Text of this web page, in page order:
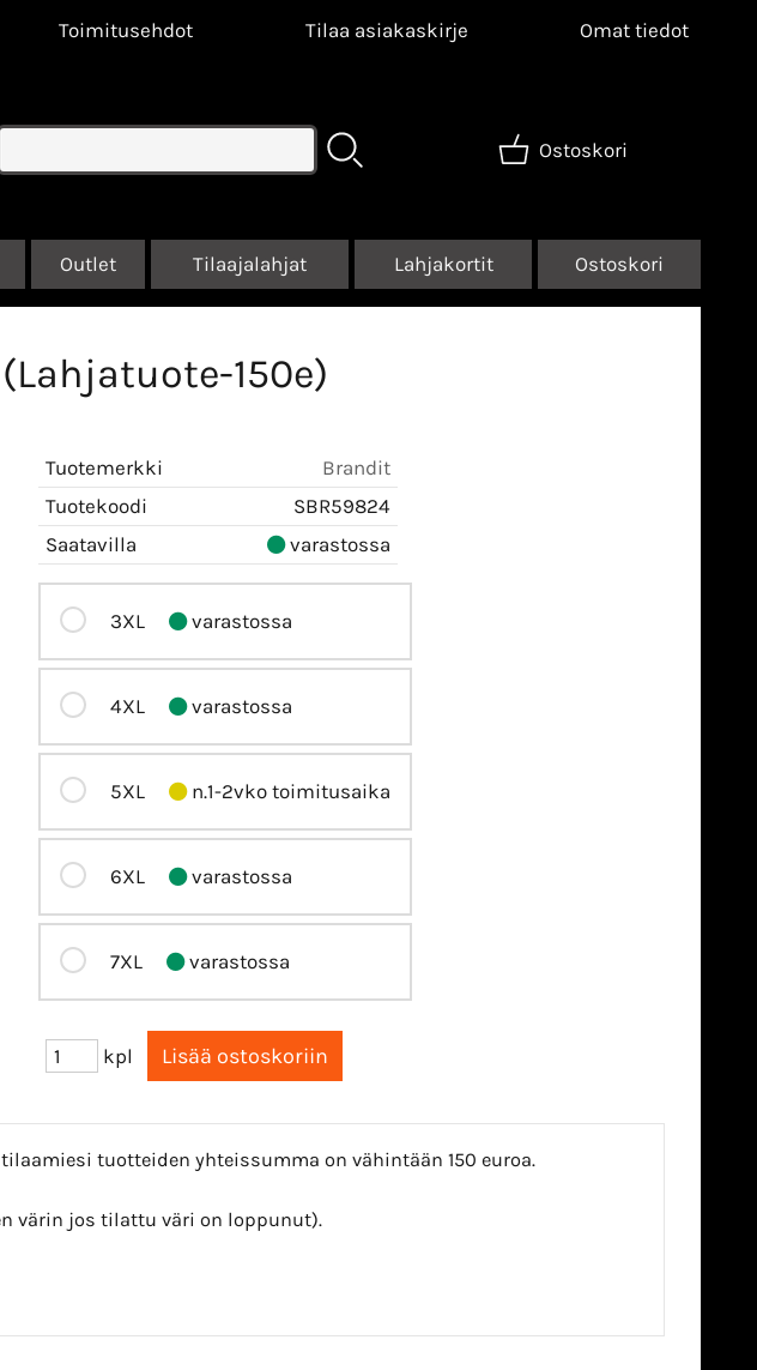
Toimitusehdot Tilaa asiakaskirje Omat tiedot
Ostoskori
Outlet Tilaajalahjat Lahjakortit Ostoskori
150e)
Tuotemerkki
Brandit
Tuotekoodi
SBR59824
Saatavilla
varastossa
3XL varastossa
4XL varastossa
5XL n.1-2vko toimitusaika
6XL varastossa
7XL varastossa
kpl
tuotteiden yhteissumma on vähintään 150 euroa.
värin jos tilattu väri on loppunut).